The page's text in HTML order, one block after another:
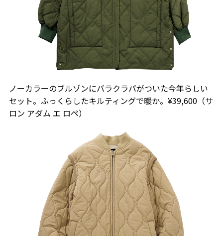
ノーカラーのブルゾンにバラクラバがついた今年らしい
セット。ふっくらしたキルティングで暖か。¥39,600（サ
ロン アダム エ ロペ）